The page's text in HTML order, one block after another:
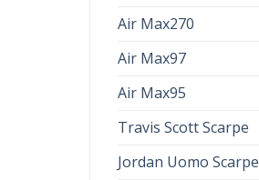
Air Max270
Air Max97
Air Max95
Travis Scott Scarpe
Jordan Uomo Scarpe